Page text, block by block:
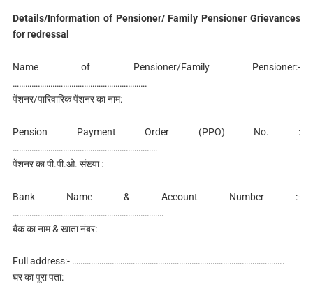
Details/Information of Pensioner/ Family Pensioner Grievances
for redressal
Name of Pensioner/Family Pensioner:-
……………………………………………………….
पेंशनर/पारिवारिक पेंशनर का नाम:
Pension Payment Order (PPO) No. :
……………………………………………………………
पेंशनर का पी.पी.ओ. संख्या :
Bank Name & Account Number :-
………………………………………………………………
बैंक का नाम & खाता नंबर:
Full address:- ………………………………………………………………………………………..
घर का पूरा पता: